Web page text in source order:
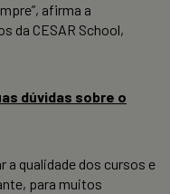
afirma a
da CESAR School,
dúvidas sobre o
a qualidade dos cursos e
para muitos